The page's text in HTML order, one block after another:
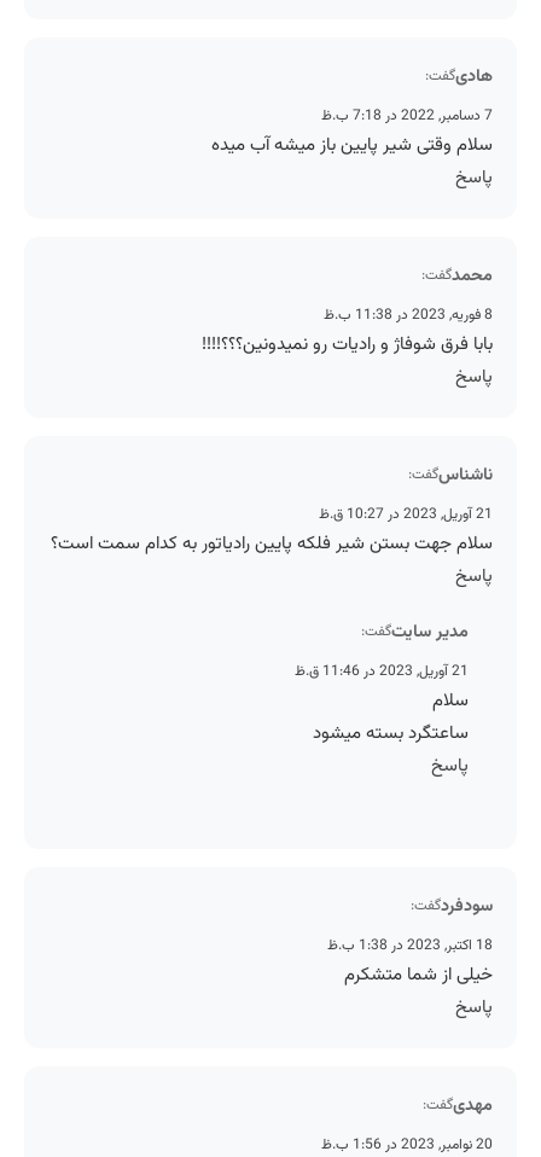
هادیگفت:
7 دسامبر, 2022 در 7:18 ب.ظ
سلام وقتی شیر پایین باز میشه آب میده
پاسخ
محمدگفت:
8 فوریه, 2023 در 11:38 ب.ظ
بابا فرق شوفاژ و رادیات رو نمیدونین؟؟؟!!!!
پاسخ
ناشناسگفت:
21 آوریل, 2023 در 10:27 ق.ظ
سلام جهت بستن شیر فلکه پایین رادیاتور به کدام سمت است؟
پاسخ
مدیر سایتگفت:
21 آوریل, 2023 در 11:46 ق.ظ
سلام
ساعتگرد بسته میشود
پاسخ
سودفردگفت:
18 اکتبر, 2023 در 1:38 ب.ظ
خیلی از شما متشکرم
پاسخ
مهدیگفت:
20 نوامبر, 2023 در 1:56 ب.ظ